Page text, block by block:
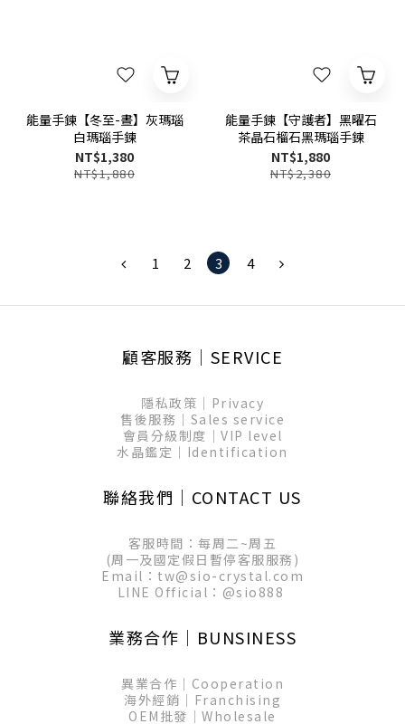
能量手鍊【冬至-晝】灰瑪瑙
白瑪瑙手鍊
NT$1,380
NT$1,880
能量手鍊【守護者】黑曜石
茶晶石榴石黑瑪瑙手鍊
NT$1,880
NT$2,380
1 2 3 4
顧客服務│SERVICE
隱私政策│Privacy
售後服務│Sales service
會員分級制度│VIP level
水晶鑑定│Identification
聯絡我們│CONTACT US
客服時間：每周二~周五
(周一及國定假日暫停客服服務)
Email：tw@sio-crystal.com
LINE Official： @sio888
業務合作│BUNSINESS
異業合作│Cooperation
海外經銷│Franchising
OEM批發│Wholesale